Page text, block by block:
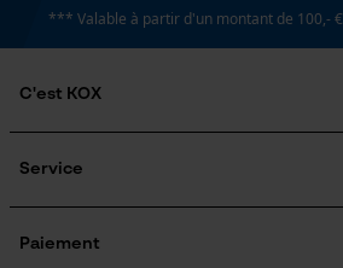
*** Valable à partir d'un montant de 100,- €
C'est KOX
Engagement social
Inscription à la newsletter
Service
KOX Catalogue
Paiement